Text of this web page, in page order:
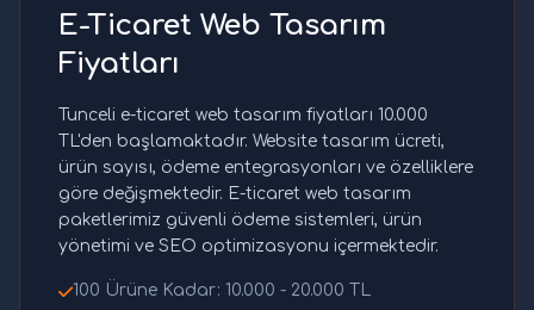
E-Ticaret Web Tasarım
Fiyatları
Tunceli e-ticaret web tasarım fiyatları 10.000
TL'den başlamaktadır. Website tasarım ücreti,
ürün sayısı, ödeme entegrasyonları ve özelliklere
göre değişmektedir. E-ticaret web tasarım
paketlerimiz güvenli ödeme sistemleri, ürün
yönetimi ve SEO optimizasyonu içermektedir.
100 Ürüne Kadar: 10.000 - 20.000 TL